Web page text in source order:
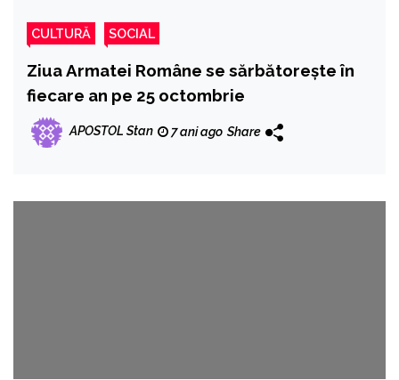
CULTURĂ SOCIAL
Ziua Armatei Române se sărbătoreşte în
fiecare an pe 25 octombrie
APOSTOL Stan 7 ani ago Share